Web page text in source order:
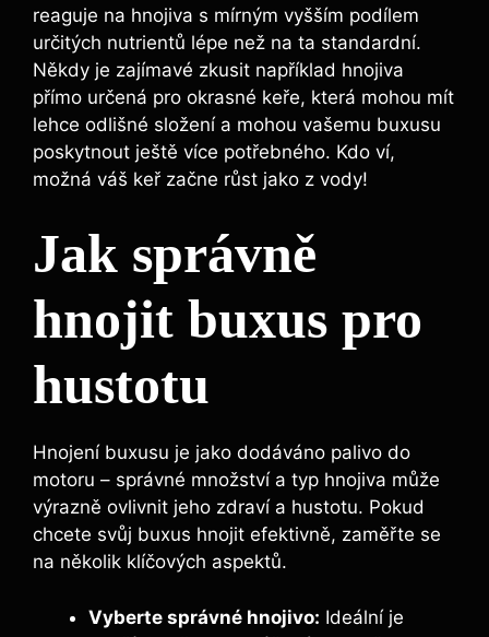
reaguje na hnojiva s mírným⁤ vyšším podílem
určitých​ nutrientů lépe⁤ než na ta standardní.
Někdy je ⁤zajímavé zkusit například hnojiva
‌přímo určená pro okrasné keře, která mohou mít
lehce ⁢odlišné složení a mohou vašemu buxusu
poskytnout ještě více potřebného.⁣ Kdo‍ ví,
možná váš keř začne růst jako ⁣z vody!
Jak správně
hnojit ⁤buxus ​pro
hustotu
Hnojení buxusu je jako dodáváno palivo do
⁣motoru ⁤– správné množství a typ hnojiva může
výrazně ovlivnit jeho⁣ zdraví a hustotu.⁤ Pokud
chcete svůj ⁢buxus hnojit efektivně, zaměřte se
na několik klíčových aspektů.
Vyberte ‌správné hnojivo: Ideální je